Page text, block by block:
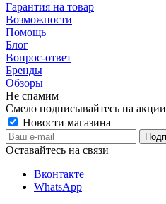
Гарантия на товар
Возможности
Помощь
Блог
Вопрос-ответ
Бренды
Обзоры
Не спамим
Смело подписывайтесь на акции
Новости магазина
Оставайтесь на связи
Вконтакте
WhatsApp